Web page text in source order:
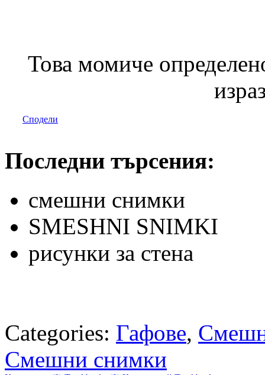
Това момиче
Сподели
Последни търсения:
смешни снимки
SMESHNI SNIMKI
рисунки за стена
Categories: Гафове,
Смешни снимки